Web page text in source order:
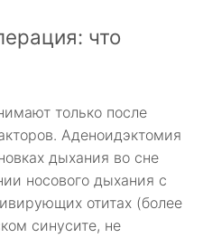
что
только после
Аденоидэктомия
дыхания во сне
носового дыхания с
отитах (более
синусите, не